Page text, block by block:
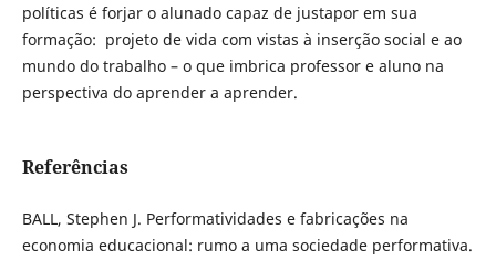
políticas é forjar o alunado capaz de justapor em sua
formação: projeto de vida com vistas à inserção social e ao
mundo do trabalho – o que imbrica professor e aluno na
perspectiva do aprender a aprender.
Referências
BALL, Stephen J. Performatividades e fabricações na
economia educacional: rumo a uma sociedade performativa.